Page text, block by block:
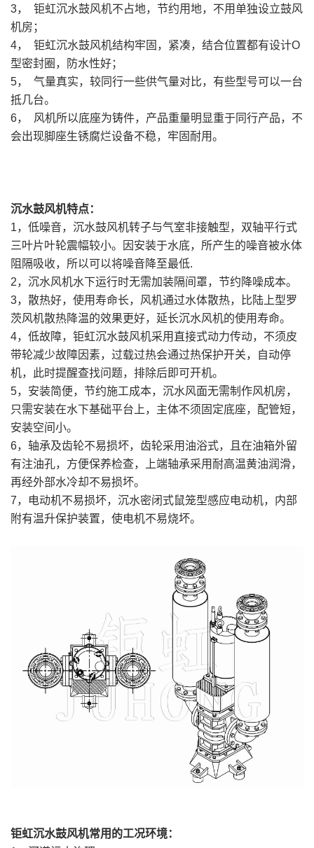
3， 钜虹沉水鼓风机不占地，节约用地，不用单独设立鼓风
机房；
4， 钜虹沉水鼓风机结构牢固，紧凑，结合位置都有设计O
型密封圈，防水性好；
5， 气量真实，较同行一些供气量对比，有些型号可以一台
抵几台。
6， 风机所以底座为铸件，产品重量明显重于同行产品，不
会出现脚座生锈腐烂设备不稳，牢固耐用。
沉水鼓风机特点：
1，低噪音，沉水鼓风机转子与气室非接触型，双轴平行式
三叶片叶轮震幅较小。因安装于水底，所产生的噪音被水体
阻隔吸收，所以可以将噪音降至最低.
2，沉水风机水下运行时无需加装隔间罩，节约降噪成本。
3，散热好，使用寿命长，风机通过水体散热，比陆上型罗
茨风机散热降温的效果更好，延长沉水风机的使用寿命。
4，低故障，钜虹沉水鼓风机采用直接式动力传动，不须皮
带轮减少故障因素，过载过热会通过热保护开关，自动停
机，此时提醒查找问题，排除后即可开机。
5，安装简便，节约施工成本，沉水风面无需制作风机房，
只需安装在水下基础平台上，主体不须固定底座，配管短，
安装空间小。
6，轴承及齿轮不易损坏，齿轮采用油浴式，且在油箱外留
有注油孔，方便保养检查，上端轴承采用耐高温黄油润滑，
再经外部水冷却不易损坏。
7，电动机不易损坏，沉水密闭式鼠笼型感应电动机，内部
附有温升保护装置，使电机不易烧坏。
钜虹沉水鼓风机常用的工况环境：